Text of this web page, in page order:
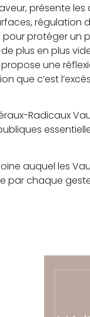
présente les
régulation
pour protéger un
plus en plus
une
que c’est
Radicaux
auquel les
par chaque